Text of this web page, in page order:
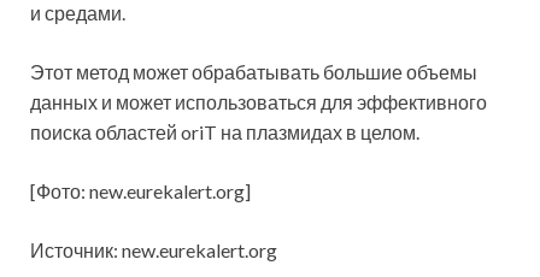
и средами.
Этот метод может обрабатывать большие объемы
данных и может использоваться для эффективного
поиска областей oriT на плазмидах в целом.
[Фото: new.eurekalert.org]
Источник: new.eurekalert.org